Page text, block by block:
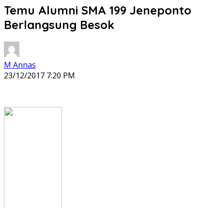
Temu Alumni SMA 199 Jeneponto
Berlangsung Besok
M Annas
23/12/2017 7:20 PM